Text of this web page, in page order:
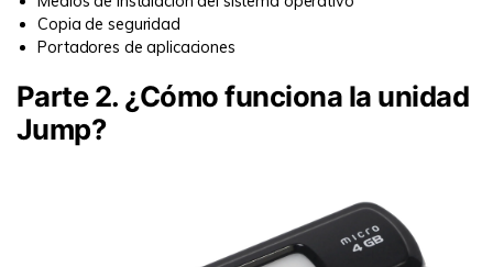
Copia de seguridad
Portadores de aplicaciones
Parte 2. ¿Cómo funciona la unidad
Jump?